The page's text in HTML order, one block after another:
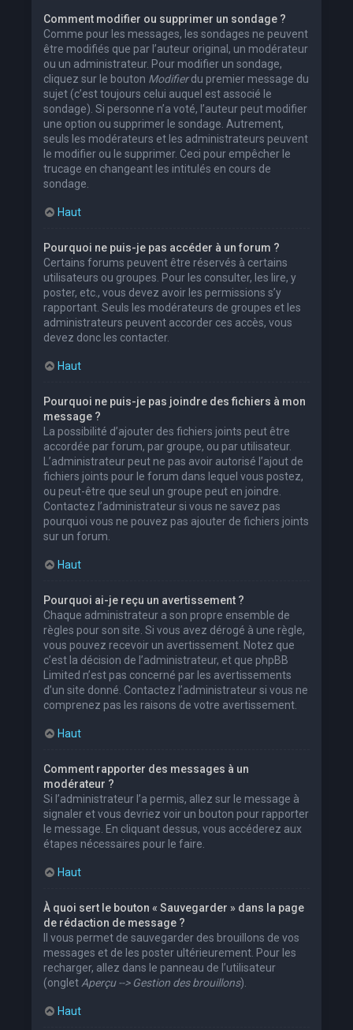
Comment modifier ou supprimer un sondage ?
Comme pour les messages, les sondages ne peuvent
être modifiés que par l’auteur original, un modérateur
ou un administrateur. Pour modifier un sondage,
cliquez sur le bouton Modifierdu premier message du
sujet (c’est toujours celui auquel est associé le
sondage). Si personne n’a voté, l’auteur peut modifier
une option ou supprimer le sondage. Autrement,
seuls les modérateurs et les administrateurs peuvent
le modifier ou le supprimer. Ceci pour empêcher le
trucage en changeant les intitulés en cours de
sondage.
Haut
Pourquoi ne puis-je pas accéder à un forum ?
Certains forums peuvent être réservés à certains
utilisateurs ou groupes. Pour les consulter, les lire, y
poster, etc., vous devez avoir les permissions s’y
rapportant. Seuls les modérateurs de groupes et les
administrateurs peuvent accorder ces accès, vous
devez donc les contacter.
Haut
Pourquoi ne puis-je pas joindre des fichiers à mon
message ?
La possibilité d’ajouter des fichiers joints peut être
accordée par forum, par groupe, ou par utilisateur.
L’administrateur peut ne pas avoir autorisé l’ajout de
fichiers joints pour le forum dans lequel vous postez,
ou peut-être que seul un groupe peut en joindre.
Contactez l’administrateur si vous ne savez pas
pourquoi vous ne pouvez pas ajouter de fichiers joints
sur un forum.
Haut
Pourquoi ai-je reçu un avertissement ?
Chaque administrateur a son propre ensemble de
règles pour son site. Si vous avez dérogé à une règle,
vous pouvez recevoir un avertissement. Notez que
c’est la décision de l’administrateur, et que phpBB
Limited n’est pas concerné par les avertissements
d’un site donné. Contactez l’administrateur si vous ne
comprenez pas les raisons de votre avertissement.
Haut
Comment rapporter des messages à un
modérateur ?
Si l’administrateur l’a permis, allez sur le message à
signaler et vous devriez voir un bouton pour rapporter
le message. En cliquant dessus, vous accéderez aux
étapes nécessaires pour le faire.
Haut
À quoi sert le bouton « Sauvegarder » dans la page
de rédaction de message ?
Il vous permet de sauvegarder des brouillons de vos
messages et de les poster ultérieurement. Pour les
recharger, allez dans le panneau de l’utilisateur
(ongletAperçu --> Gestion des brouillons).
Haut